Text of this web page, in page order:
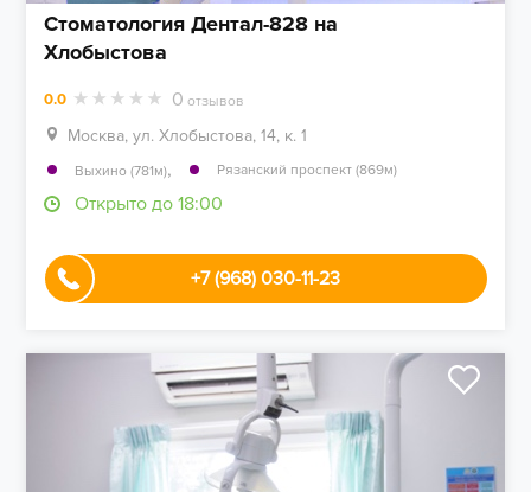
Стоматология Дентал-828 на
Хлобыстова
0.0 0 отзывов
Москва, ул. Хлобыстова, 14, к. 1
Выхино (781м), Рязанский проспект (869м)
Открыто до 18:00
+7 (968) 030-11-23